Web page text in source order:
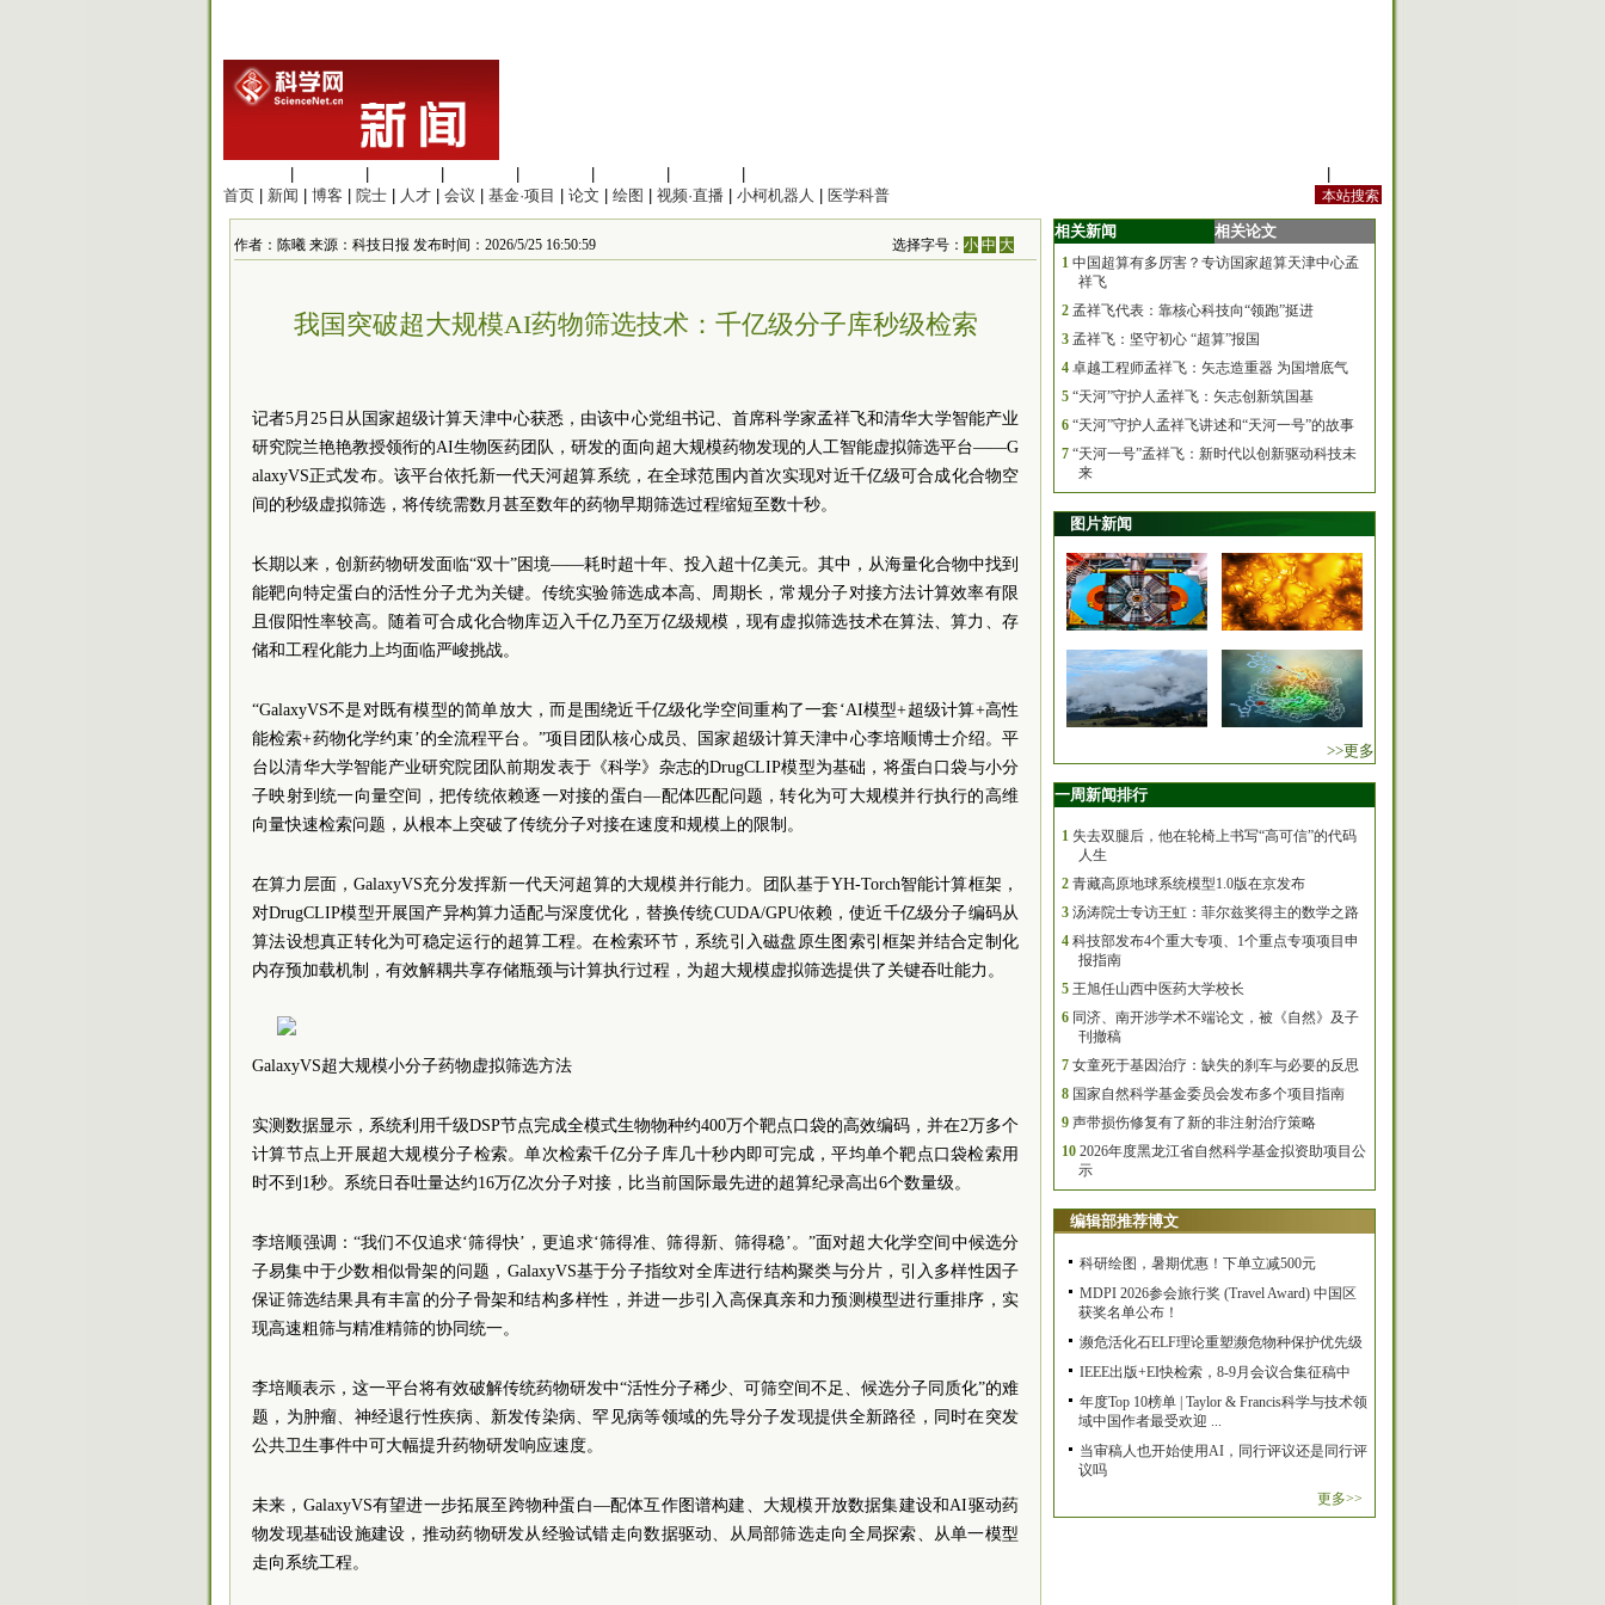
首页
新闻 博客 院士 人才 会议 基金·项目 论文 绘图 视频·直播 小柯机器人 医学科普
作者：陈曦 来源：科技日报 发布时间：2026/5/25 16:50:59 选择字号：小 中 大
我国突破超大规模AI药物筛选技术：千亿级分子库秒级检索
记者5月25日从国家超级计算天津中心获悉，由该中心党组书记、首席科学家孟祥飞和清华大学智能产业
研究院兰艳艳教授领衔的AI生物医药团队，研发的面向超大规模药物发现的人工智能虚拟筛选平台——G
alaxyVS正式发布。该平台依托新一代天河超算系统，在全球范围内首次实现对近千亿级可合成化合物空
间的秒级虚拟筛选，将传统需数月甚至数年的药物早期筛选过程缩短至数十秒。
长期以来，创新药物研发面临“双十”困境——耗时超十年、投入超十亿美元。其中，从海量化合物中找到
能靶向特定蛋白的活性分子尤为关键。传统实验筛选成本高、周期长，常规分子对接方法计算效率有限
且假阳性率较高。随着可合成化合物库迈入千亿乃至万亿级规模，现有虚拟筛选技术在算法、算力、存
储和工程化能力上均面临严峻挑战。
“GalaxyVS不是对既有模型的简单放大，而是围绕近千亿级化学空间重构了一套‘AI模型+超级计算+高性
能检索+药物化学约束’的全流程平台。”项目团队核心成员、国家超级计算天津中心李培顺博士介绍。平
台以清华大学智能产业研究院团队前期发表于《科学》杂志的DrugCLIP模型为基础，将蛋白口袋与小分
子映射到统一向量空间，把传统依赖逐一对接的蛋白—配体匹配问题，转化为可大规模并行执行的高维
向量快速检索问题，从根本上突破了传统分子对接在速度和规模上的限制。
在算力层面，GalaxyVS充分发挥新一代天河超算的大规模并行能力。团队基于YH-Torch智能计算框架，
对DrugCLIP模型开展国产异构算力适配与深度优化，替换传统CUDA/GPU依赖，使近千亿级分子编码从
算法设想真正转化为可稳定运行的超算工程。在检索环节，系统引入磁盘原生图索引框架并结合定制化
内存预加载机制，有效解耦共享存储瓶颈与计算执行过程，为超大规模虚拟筛选提供了关键吞吐能力。
GalaxyVS超大规模小分子药物虚拟筛选方法
实测数据显示，系统利用千级DSP节点完成全模式生物物种约400万个靶点口袋的高效编码，并在2万多个
计算节点上开展超大规模分子检索。单次检索千亿分子库几十秒内即可完成，平均单个靶点口袋检索用
时不到1秒。系统日吞吐量达约16万亿次分子对接，比当前国际最先进的超算纪录高出6个数量级。
李培顺强调：“我们不仅追求‘筛得快’，更追求‘筛得准、筛得新、筛得稳’。”面对超大化学空间中候选分
子易集中于少数相似骨架的问题，GalaxyVS基于分子指纹对全库进行结构聚类与分片，引入多样性因子
保证筛选结果具有丰富的分子骨架和结构多样性，并进一步引入高保真亲和力预测模型进行重排序，实
现高速粗筛与精准精筛的协同统一。
李培顺表示，这一平台将有效破解传统药物研发中“活性分子稀少、可筛空间不足、候选分子同质化”的难
题，为肿瘤、神经退行性疾病、新发传染病、罕见病等领域的先导分子发现提供全新路径，同时在突发
公共卫生事件中可大幅提升药物研发响应速度。
未来，GalaxyVS有望进一步拓展至跨物种蛋白—配体互作图谱构建、大规模开放数据集建设和AI驱动药
物发现基础设施建设，推动药物研发从经验试错走向数据驱动、从局部筛选走向全局探索、从单一模型
走向系统工程。
相关新闻 相关论文
1 中国超算有多厉害？专访国家超算天津中心孟
祥飞
2 孟祥飞代表：靠核心科技向“领跑”挺进
3 孟祥飞：坚守初心 “超算”报国
4 卓越工程师孟祥飞：矢志造重器 为国增底气
5 “天河”守护人孟祥飞：矢志创新筑国基
6 “天河”守护人孟祥飞讲述和“天河一号”的故事
7 “天河一号”孟祥飞：新时代以创新驱动科技未
来
图片新闻
>>更多
一周新闻排行
1 失去双腿后，他在轮椅上书写“高可信”的代码
人生
2 青藏高原地球系统模型1.0版在京发布
3 汤涛院士专访王虹：菲尔兹奖得主的数学之路
4 科技部发布4个重大专项、1个重点专项项目申
报指南
5 王旭任山西中医药大学校长
6 同济、南开涉学术不端论文，被《自然》及子
刊撤稿
7 女童死于基因治疗：缺失的刹车与必要的反思
8 国家自然科学基金委员会发布多个项目指南
9 声带损伤修复有了新的非注射治疗策略
10 2026年度黑龙江省自然科学基金拟资助项目公
示
编辑部推荐博文
科研绘图，暑期优惠！下单立减500元
MDPI 2026参会旅行奖 (Travel Award) 中国区
获奖名单公布！
濒危活化石ELF理论重塑濒危物种保护优先级
IEEE出版+EI快检索，8-9月会议合集征稿中
年度Top 10榜单 | Taylor & Francis科学与技术领
域中国作者最受欢迎 ...
当审稿人也开始使用AI，同行评议还是同行评
议吗
更多>>